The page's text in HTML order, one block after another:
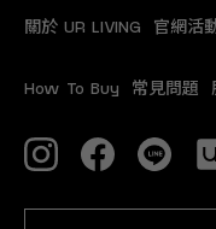
關於 UR LIVING 官網活
How To Buy 常見問題